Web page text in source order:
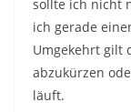
sollte ich nicht
ich gerade
Umgekehrt gilt
abzukürzen
läuft.